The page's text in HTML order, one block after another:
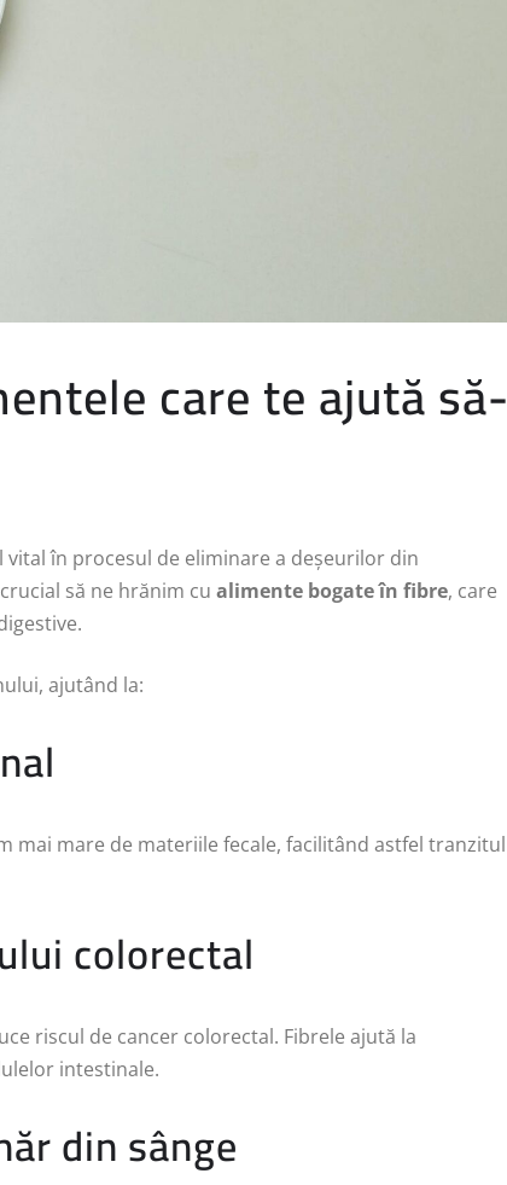
care te ajută să-
în procesul de eliminare a deșeurilor din
să ne hrănim cu alimente bogate în fibre, care
ajutând la:
mai mare de materiile fecale, facilitând astfel tranzitul
colorectal
riscul de cancer colorectal. Fibrele ajută la
intestinale.
din sânge